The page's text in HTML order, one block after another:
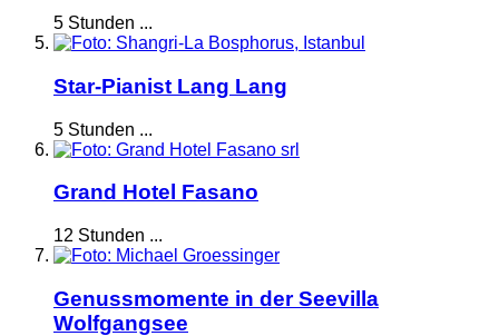
5 Stunden ...
Star-Pianist Lang Lang
5 Stunden ...
Grand Hotel Fasano
12 Stunden ...
Genussmomente in der Seevilla
Wolfgangsee